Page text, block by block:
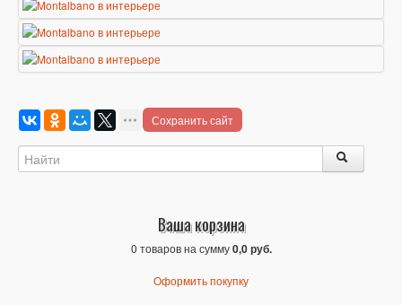
Сохранить сайт
Ваша корзина
0 товаров на сумму0,0 руб.
Оформить покупку